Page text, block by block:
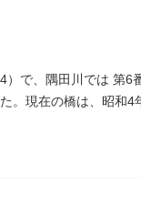
くの闇市が的屋の
した。
とから「アメヤ横丁
メリカ横丁（アメリ
で、隅田川では 第6
。現在の橋は、昭和